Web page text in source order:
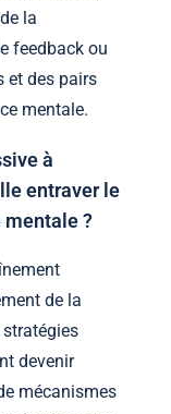
la
feedback ou
et des pairs
mentale.
à
entraver le
mentale ?
de la
devenir
mécanismes